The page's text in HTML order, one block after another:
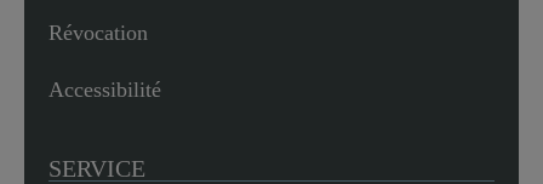
Révocation
Accessibilité
SERVICE